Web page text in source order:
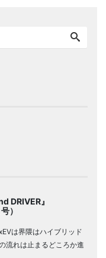
DRIVER』
）
は界隈はハイブリッド
流れは止まるどころか進